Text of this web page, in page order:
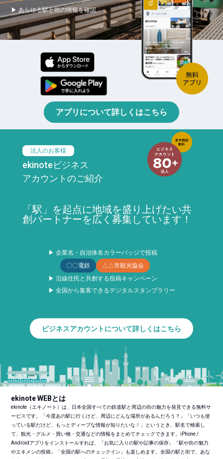
▶ あらゆる駅と街の情報を確認
アプリについて詳しくはこちら
法人のお客様
ekinoteビジネス
アカウントのご紹介
「駅」を起点に地域を盛り上げたい共
創パートナーを広く募集しています！
▶ 企業名・自治体名カラーバッジで投稿
〇〇電鉄
△△市観光協会
▶ 沿線住民と共創する投稿キャンペーン
▶ 全国から集客できるデジタルスタンプラリー
ビジネスアカウントについて詳しくはこちら
ekinote WEBとは
ekinote（エキノート）は、日本全国すべての鉄道駅と周辺の街の魅力を発見できる無料サ
ービスです。「今度あの駅に行くけど、周辺にどんな場所があるんだろう？」「いつも使
っている駅だけど、もっとディープな情報が知りたいな！」というとき、駅名で検索し
て、観光・グルメ・買い物・交通などの情報をまとめてチェックできます。iPhone /
Androidアプリをインストールすれば、「お気に入りの駅や記事の保存」「駅や街の魅力
やエキメシの投稿」「全国の駅へのチェックイン」も楽しめます。全国の駅と街で、あな